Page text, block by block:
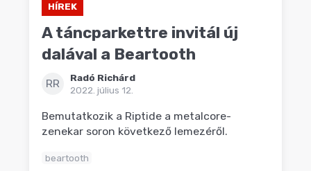
HÍREK
A táncparkettre invitál új
dalával a Beartooth
RR
Radó Richárd
2022. július 12.
Bemutatkozik a Riptide a metalcore-
zenekar soron következő lemezéről.
beartooth